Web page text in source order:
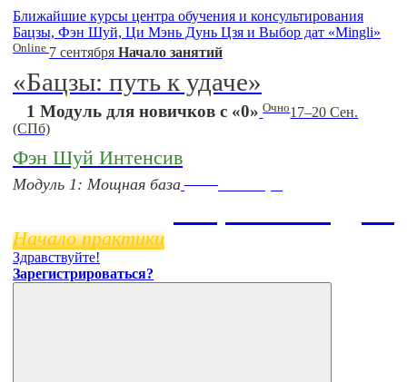
Ближайшие курсы центра обучения и консультирования
Бацзы, Фэн Шуй, Ци Мэнь Дунь Цзя и Выбор дат «Mingli»
Online 7 сентября Начало занятий
«Бацзы: путь к удаче»
1 Модуль для новичков с «0» Очно17–20 Сен.
(СПб)
Фэн Шуй Интенсив
Модуль 1: Мощная база
Начало практики
Здравствуйте!
Зарегистрироваться?